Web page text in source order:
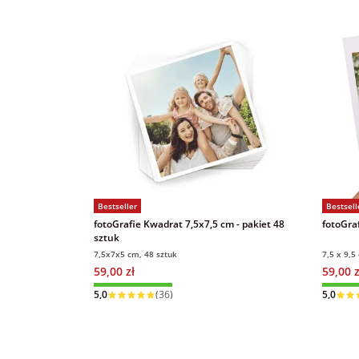
Bestseller
fotoGrafie Kwadrat 7,5x7,5 cm - pakiet 48
sztuk
7,5x7x5 cm, 48 sztuk
59,00 zł
Wysyłka w 1 dzień
7,5 x 9,5
59,00